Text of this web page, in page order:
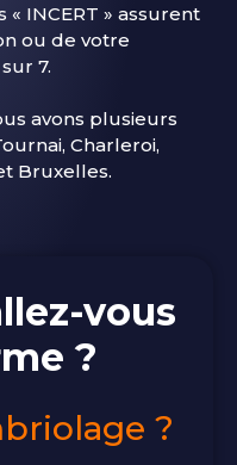
INCERT » assurent
ou de votre
7.
avons plusieurs
Charleroi,
Bruxelles.
vous
?
?